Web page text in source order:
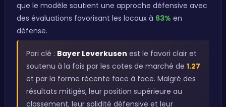
que le modèle soutient une approche défensive avec
des évaluations favorisant les locaux à 63% en
défense.
Pari clé : Bayer Leverkusen est le favori clair et
soutenu à la fois par les cotes de marché de 1.27
et par la forme récente face à face. Malgré des
résultats mitigés, leur position supérieure au
classement, leur solidité défensive et leur